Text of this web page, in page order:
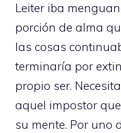
Leiter iba
porción de alma
las cosas
terminaría por
propio ser.
aquel impostor
su mente. Por uno